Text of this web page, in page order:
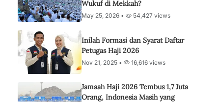
Wukuf di Mekkah?
May 25, 2026 • 54,427 views
Inilah Formasi dan Syarat Daftar
Petugas Haji 2026
Nov 21, 2025 • 16,616 views
Jamaah Haji 2026 Tembus 1,7 Juta
Orang, Indonesia Masih yang